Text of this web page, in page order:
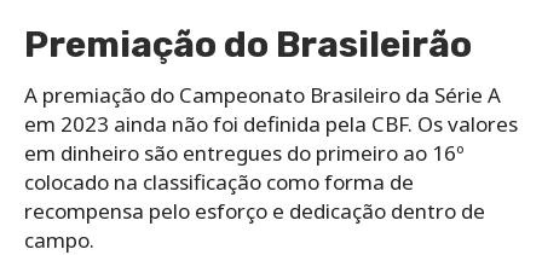
Premiação do Brasileirão
A premiação do Campeonato Brasileiro da Série A
em 2023 ainda não foi definida pela CBF. Os valores
em dinheiro são entregues do primeiro ao 16º
colocado na classificação como forma de
recompensa pelo esforço e dedicação dentro de
campo.